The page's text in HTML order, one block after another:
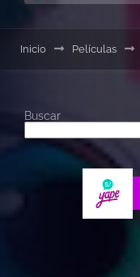
Inicio Películas
Buscar